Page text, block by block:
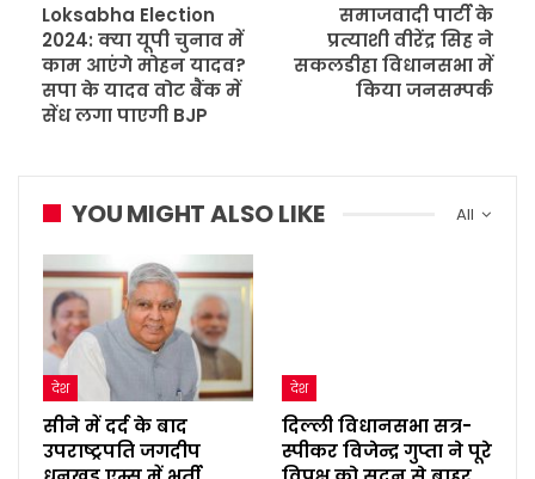
Loksabha Election
2024: क्या यूपी चुनाव में
काम आएंगे मोहन यादव?
सपा के यादव वोट बैंक में
सेंध लगा पाएगी BJP
समाजवादी पार्टी के
प्रत्याशी वीरेंद्र सिह ने
सकलडीहा विधानसभा में
किया जनसम्पर्क
All
YOU MIGHT ALSO LIKE
देश
सीने में दर्द के बाद
उपराष्ट्रपति जगदीप
देश
दिल्ली विधानसभा सत्र-
स्पीकर विजेन्द्र गुप्ता ने पूरे